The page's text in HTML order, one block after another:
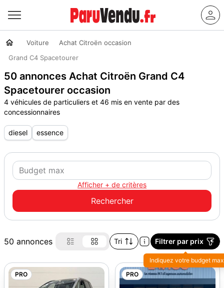
Voiture
Achat Citroën occasion
Grand C4 Spacetourer
50 annonces Achat Citroën Grand C4
Spacetourer occasion
4 véhicules de particuliers et 46 mis en vente par des
concessionnaires
diesel essence
Afficher + de critères
50 annonces Tri Filtrer par prix
Indiquez votre budget max
PRO
PRO